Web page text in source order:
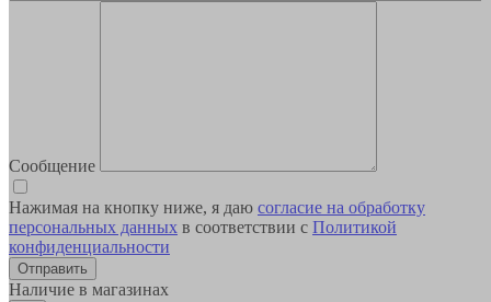
Сообщение
Нажимая на кнопку ниже, я даю согласие на обработку
персональных данных в соответствии с Политикой
конфиденциальности
Наличие в магазинах